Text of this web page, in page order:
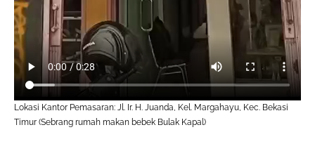
Lokasi Kantor Pemasaran: Jl. Ir. H. Juanda, Kel. Margahayu, Kec. Bekasi
Timur (Sebrang rumah makan bebek Bulak Kapal)